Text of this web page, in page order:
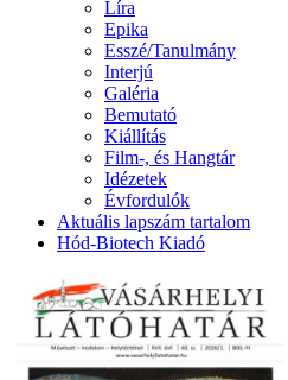
Líra
Epika
Esszé/Tanulmány
Interjú
Galéria
Bemutató
Kiállítás
Film-, és Hangtár
Idézetek
Évfordulók
Aktuális lapszám tartalom
Hód-Biotech Kiadó